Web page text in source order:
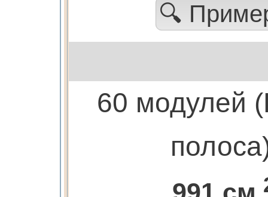
🔍
60 модулей